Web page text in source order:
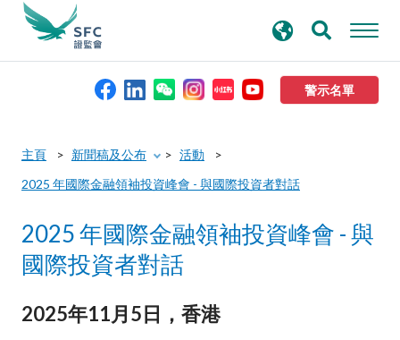
警示名單
本會簡介
規則及標準
資料庫
尋
主頁 新聞稿及公布
活動
2025 年國際金融領袖投資峰會 - 與國際投資者對話
2025 年國際金融領袖投資峰會 - 與
國際投資者對話
2025年11月5日，香港